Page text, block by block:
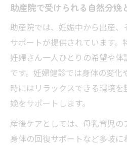
助産院で受けられる自然分娩
助産院では、妊娠中から出産
サポートが提供されています。
妊婦さん一人ひとりの希望や
です。妊婦健診では身体の変化
時にはリラックスできる環境
娩をサポートします。
産後ケアとしては、母乳育児の
身体の回復サポートなど多岐に